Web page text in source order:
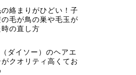
絡まりがひどい！子
毛が鳥の巣や毛玉が
時の直し方
ダイソー）のヘアエ
がクオリティ高くてお